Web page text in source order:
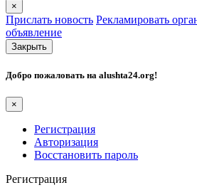
×
Прислать новость Рекламировать
объявление
Закрыть
Добро пожаловать на alushta24.org!
×
Регистрация
Авторизация
Восстановить пароль
Регистрация